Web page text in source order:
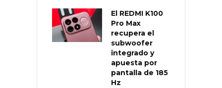
El REDMI K100
Pro Max
recupera el
subwoofer
integrado y
apuesta por
pantalla de 185
Hz